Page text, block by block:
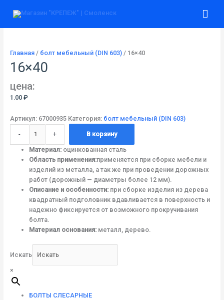
Главная/ болт мебельный (DIN 603)/ 16×40
16×40
цена:
1.00 ₽
Артикул: 67000935 Категория: болт мебельный (DIN 603)
-
товара
+ В корзину
Материал:оцинкованная сталь
Область применения:применяется при сборке мебели и
изделий из металла, а так же при проведении дорожных
работ (дорожный — диаметры более 12 мм).
Описание и особенности:при сборке изделия из дерева
квадратный подголовник вдавливается в поверхность и
надежно фиксируется от возможного прокручивания
болта.
Материал основания:металл, дерево.
Искать
×
БОЛТЫ СЛЕСАРНЫЕ